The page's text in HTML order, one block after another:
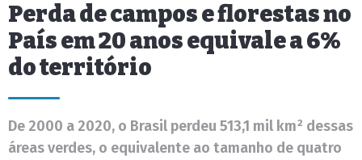
Perda de campos e florestas no
País em 20 anos equivale a 6%
do território
De 2000 a 2020, o Brasil perdeu 513,1 mil km² dessas
áreas verdes, o equivalente ao tamanho de quatro